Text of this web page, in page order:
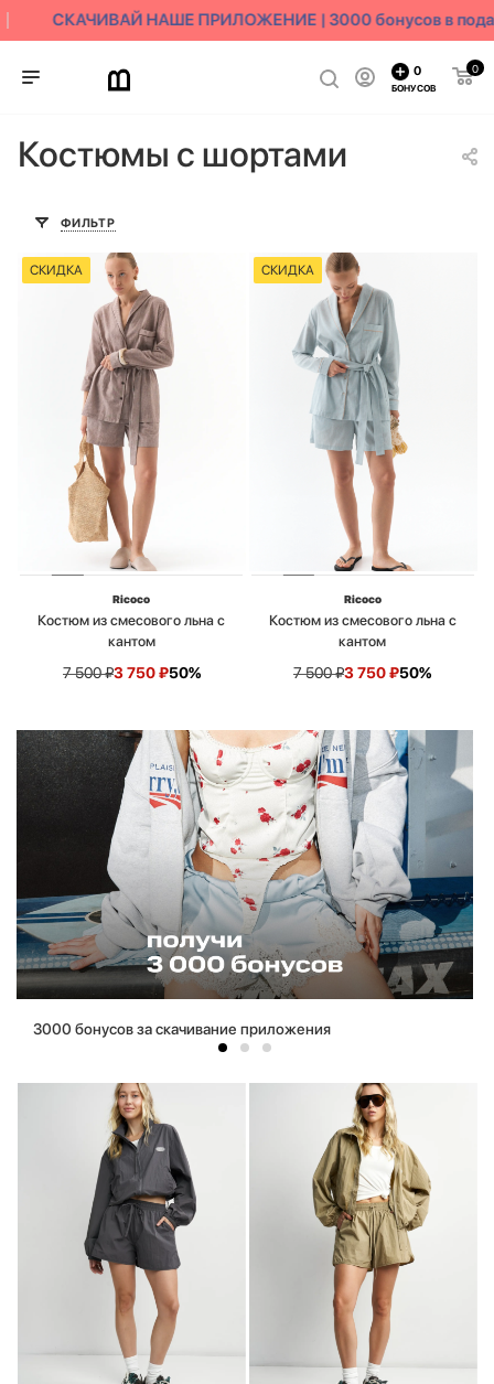
СКАЧИВАЙ НАШЕ ПРИЛОЖЕНИЕ | 3000 бонусов в
0
0
БОНУСОВ
Костюмы с шортами
ФИЛЬТР
СКИДКА
Ricoco
Костюм из смесового льна с
кантом
7 500₽3 750₽50%
СКИДКА
Ricoco
Костюм из смесового льна с
кантом
7 500₽3 750₽50%
3000 бонусов за скачивание приложения